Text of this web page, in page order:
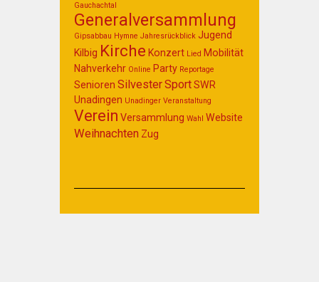
Gauchachtal
Generalversammlung
Gipsabbau Hymne Jahresrückblick Jugend
Kilbig Kirche Konzert Lied Mobilität
Nahverkehr Online Party Reportage
Senioren SilvesterSportSWR
Unadingen Unadinger Veranstaltung
Verein Versammlung Wahl Website
Weihnachten Zug